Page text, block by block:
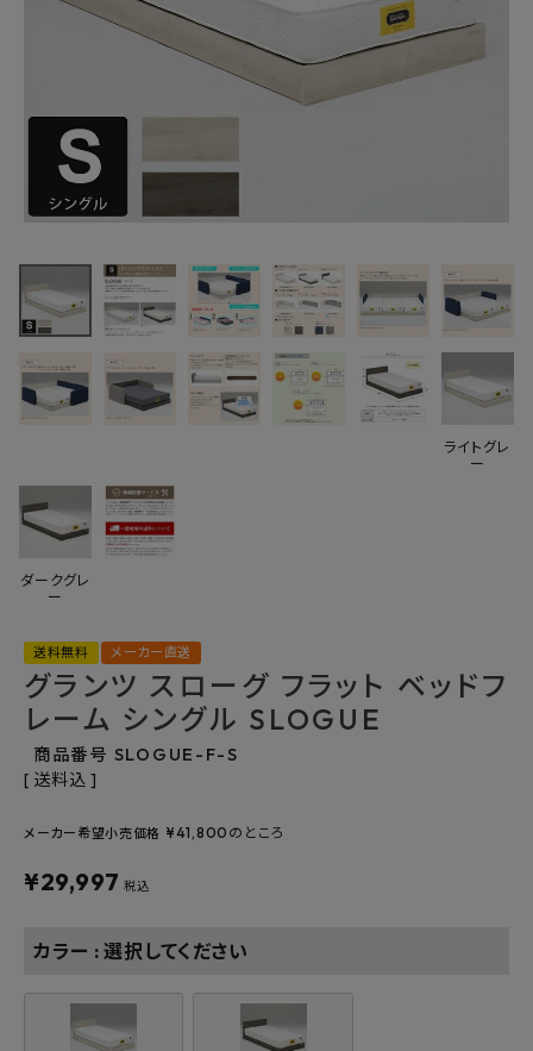
グランツ スローグ
FAX注文はこちらから
カテゴリーから選ぶ
ご利用ガイド
よくあるご質問
お問い合わせ
メルマガ登録
特定商取引法について
プライバシーポリシー
ライトグレ
ー
ダークグレ
ー
送料無料 メーカー直送
グランツ スローグ フラット ベッドフ
レーム シングル SLOGUE
商品番号 SLOGUE-F-S
送料込
メーカー希望小売価格 ¥41,800 のところ
¥29,997 税込
カラー 選択してください